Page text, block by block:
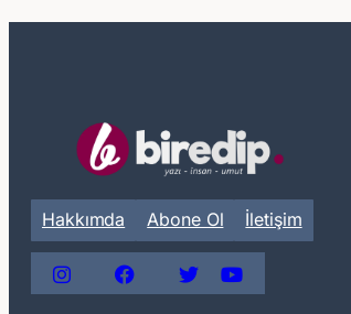
Dönüş
Hakkımda Abone Ol İletişim